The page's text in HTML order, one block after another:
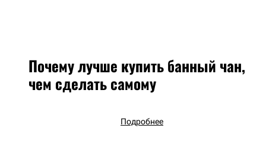
Почему лучше купить банный чан,
чем сделать самому
Подробнее